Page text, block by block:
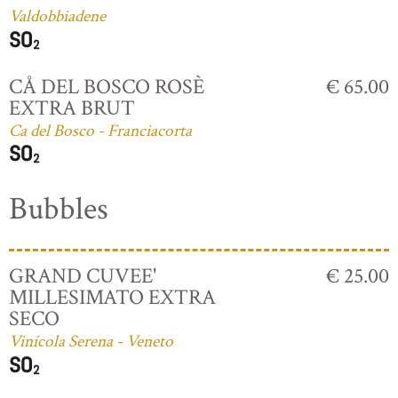
Valdobbiadene
CÅ DEL BOSCO ROSÈ
EXTRA BRUT
Ca del Bosco - Franciacorta
€ 65.00
Bubbles
GRAND CUVEE'
MILLESIMATO EXTRA
SECO
Vinícola Serena - Veneto
€ 25.00